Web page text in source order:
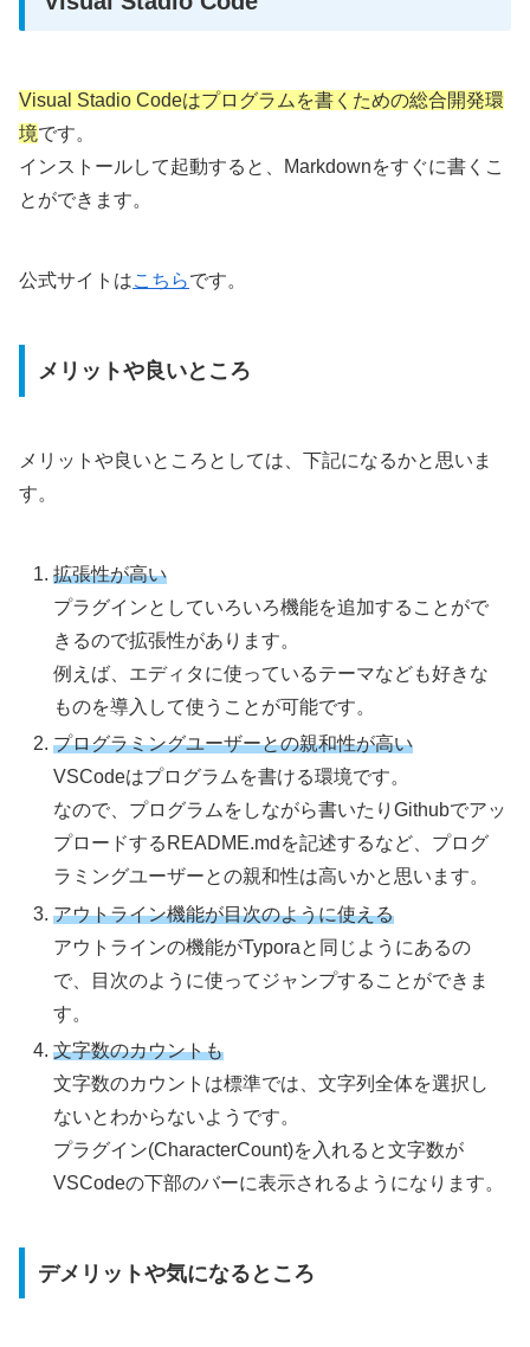
Visual Stadio Codeはプログラムを書くための総合開発環
境です。
インストールして起動すると、Markdownをすぐに書くこ
とができます。
公式サイトはこちらです。
メリットや良いところ
メリットや良いところとしては、下記になるかと思いま
す。
拡張性が高い
プラグインとしていろいろ機能を追加することがで
きるので拡張性があります。
例えば、エディタに使っているテーマなども好きな
ものを導入して使うことが可能です。
プログラミングユーザーとの親和性が高い
VSCodeはプログラムを書ける環境です。
なので、プログラムをしながら書いたりGithubでアッ
プロードするREADME.mdを記述するなど、プログ
ラミングユーザーとの親和性は高いかと思います。
アウトライン機能が目次のように使える
アウトラインの機能がTyporaと同じようにあるの
で、目次のように使ってジャンプすることができま
す。
文字数のカウントも
文字数のカウントは標準では、文字列全体を選択し
ないとわからないようです。
プラグイン(CharacterCount)を入れると文字数が
VSCodeの下部のバーに表示されるようになります。
デメリットや気になるところ